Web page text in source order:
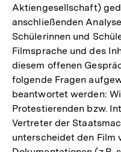
Aktiengesellschaft)
anschließenden
Schülerinnen und
Filmsprache und des
diesem offenen
folgende Fragen
beantwortet werden:
Protestierenden bzw.
Vertreter der
unterscheidet den Film